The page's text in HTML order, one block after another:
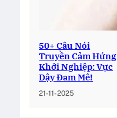
50+ Câu Nói
Truyền Cảm Hứng
Khởi Nghiệp: Vực
Dậy Đam Mê!
21-11-2025